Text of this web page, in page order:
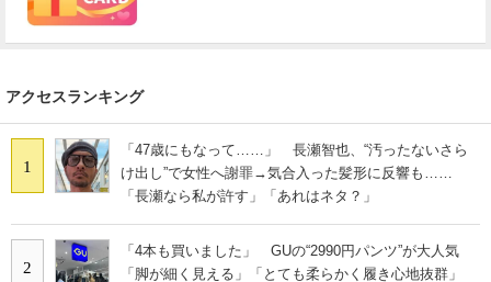
アクセスランキング
1
「47歳にもなって……」 長瀬智也、“汚ったないさら
け出し”で女性へ謝罪→気合入った髪形に反響も……
「長瀬なら私が許す」「あれはネタ？」
2
「4本も買いました」 GUの“2990円パンツ”が大人気
「脚が細く見える」「とても柔らかく履き心地抜群」